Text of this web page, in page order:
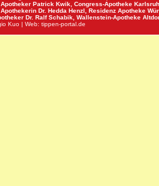
Patrick Kwik, Congress-Apotheke
Dr. Hedda Henzl, Residenz Apotheke
Dr. Ralf Schabik, Wallenstein-Apotheke
Kuo | Web: tippen-portal.de